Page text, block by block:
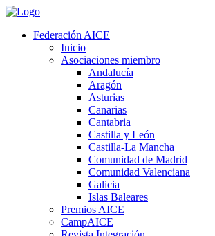
Federación AICE
Inicio
Asociaciones miembro
Andalucía
Aragón
Asturias
Canarias
Cantabria
Castilla y León
Castilla-La Mancha
Comunidad de Madrid
Comunidad Valenciana
Galicia
Islas Baleares
Premios AICE
CampAICE